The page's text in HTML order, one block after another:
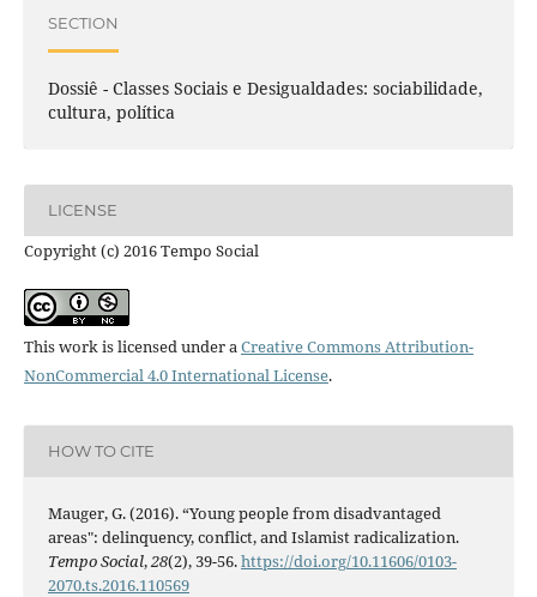
SECTION
Dossiê - Classes Sociais e Desigualdades: sociabilidade,
cultura, política
LICENSE
Copyright (c) 2016 Tempo Social
This work is licensed under aCreative Commons Attribution-
NonCommercial 4.0 International License.
HOW TO CITE
Mauger, G. (2016). “Young people from disadvantaged
areas": delinquency, conflict, and Islamist radicalization.
Tempo Social,28(2), 39-56.https://doi.org/10.11606/0103-
2070.ts.2016.110569